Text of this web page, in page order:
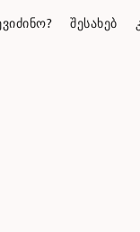
ᲨᲔᲡᲐᲮᲔᲑ